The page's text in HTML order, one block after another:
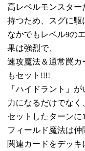
高レベルモンスタ
持つため、スグに駆
なかでもレベル9の
果は強烈で、
速攻魔法＆通常罠
もセット!!!!
「ハイドラント」
力になるだけでなく
セットしたターンに
フィールド魔法は
関連カードをデッキ